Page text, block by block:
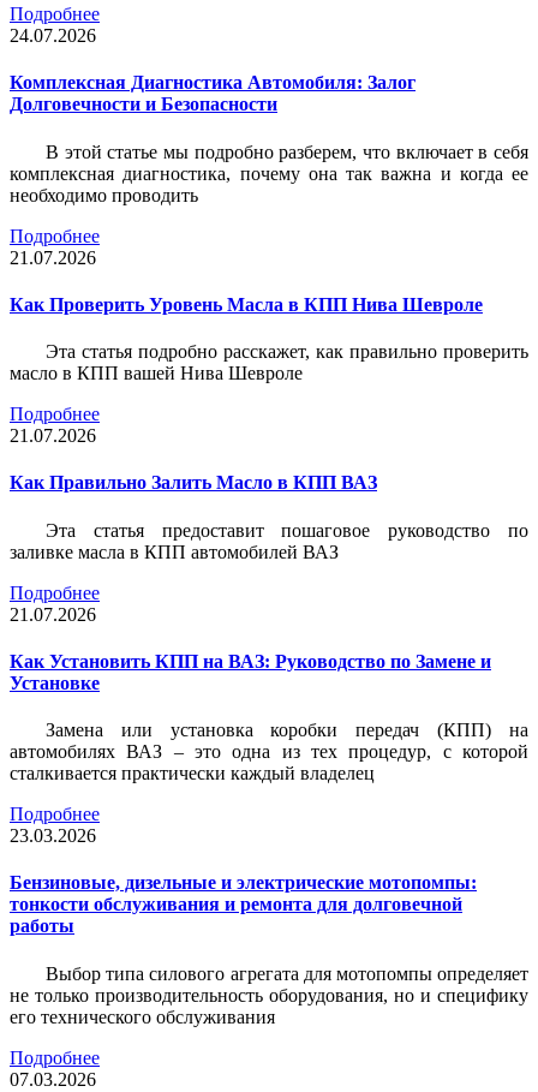
Подробнее
24.07.2026
Комплексная Диагностика Автомобиля: Залог
Долговечности и Безопасности
В этой статье мы подробно разберем, что включает в себя
комплексная диагностика, почему она так важна и когда ее
необходимо проводить
Подробнее
21.07.2026
Как Проверить Уровень Масла в КПП Нива Шевроле
Эта статья подробно расскажет, как правильно проверить
масло в КПП вашей Нива Шевроле
Подробнее
21.07.2026
Как Правильно Залить Масло в КПП ВАЗ
Эта статья предоставит пошаговое руководство по
заливке масла в КПП автомобилей ВАЗ
Подробнее
21.07.2026
Как Установить КПП на ВАЗ: Руководство по Замене и
Установке
Замена или установка коробки передач (КПП) на
автомобилях ВАЗ – это одна из тех процедур, с которой
сталкивается практически каждый владелец
Подробнее
23.03.2026
Бензиновые, дизельные и электрические мотопомпы:
тонкости обслуживания и ремонта для долговечной
работы
Выбор типа силового агрегата для мотопомпы определяет
не только производительность оборудования, но и специфику
его технического обслуживания
Подробнее
07.03.2026